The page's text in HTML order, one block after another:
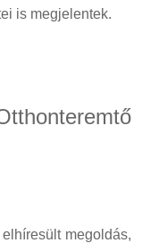
is megjelentek.
megoldás,